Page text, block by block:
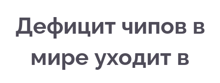
Дефицит чипов в
мире уходит в